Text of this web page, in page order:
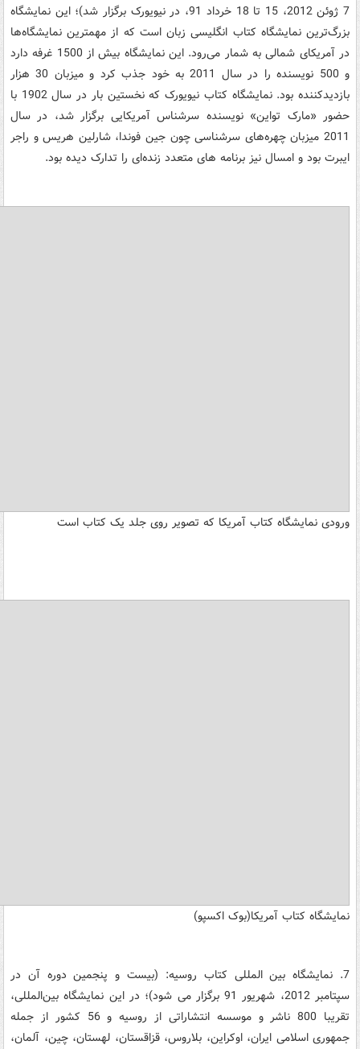
7 ژوئن 2012، 15 تا 18 خرداد 91، در نیویورک برگزار شد)؛ این نمایشگاه
بزرگ‌ترین نمایشگاه کتاب انگلیسی زبان است که از مهمترین نمایشگاه‌ها
در آمریکای شمالی به شمار می‌رود. این نمایشگاه بیش از 1500 غرفه دارد
و 500 نویسنده را در سال 2011 به خود جذب کرد و میزبان 30 هزار
بازدیدکننده بود. نمایشگاه کتاب نیویورک که نخستین بار در سال 1902 با
حضور «مارک تواین» نویسنده سرشناس آمریکایی برگزار شد، در سال
2011 میزبان چهره‌های سرشناسی چون جین فوندا، شارلین هریس و راجر
ایبرت بود و امسال نیز برنامه های متعدد زنده‌ای را تدارک دیده بود.
ورودی نمایشگاه کتاب آمریکا که تصویر روی جلد یک کتاب است
نمایشگاه کتاب آمریکا(بوک اکسپو)
7. نمایشگاه بین المللی کتاب روسیه: (بیست و پنجمین دوره آن در
سپتامبر 2012، شهریور 91 برگزار می شود)؛ در این نمایشگاه بین‌المللی،
تقریبا 800 ناشر و موسسه انتشاراتی از روسیه و 56 کشور از جمله
جمهوری اسلامی ایران، اوکراین، بلاروس، قزاقستان، لهستان، چین، آلمان،